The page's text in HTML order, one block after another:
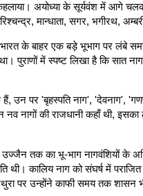
अयोध्या के सूर्यवंश में आगे
मान्धाता, सगर, भगीरथ,
के बाहर एक बड़े भूभाग पर लंबे
पुराणों में स्पष्ट लिखा है कि सात
उन पर 'बृहस्पति नाग', 'देवनाग',
की राजधानी कहाँ थी, इसका
तक का भू-भाग नागवंशियों के
कालिय नाग को संघर्ष में
पर उन्होंने काफी समय तक शासन